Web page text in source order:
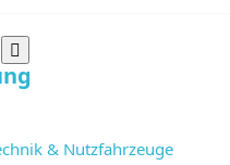
& Nutzfahrzeuge